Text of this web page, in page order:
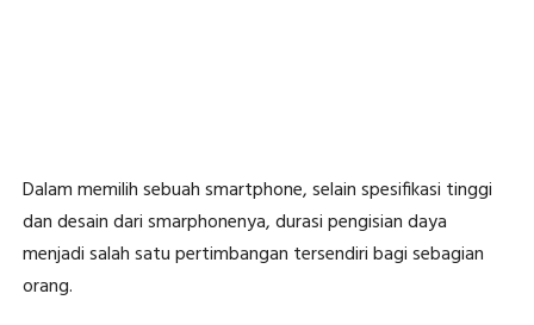
Dalam memilih sebuah smartphone, selain spesifikasi tinggi
dan desain dari smarphonenya, durasi pengisian daya
menjadi salah satu pertimbangan tersendiri bagi sebagian
orang.